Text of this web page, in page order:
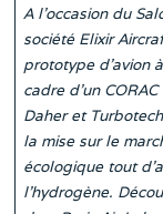
A l’occasion du
société Elixir
prototype d’avion
cadre d’un
Daher et
la mise sur le
écologique tout
l’hydrogène.